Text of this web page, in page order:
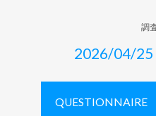
調
2026/04/
QUESTIONNAIRE